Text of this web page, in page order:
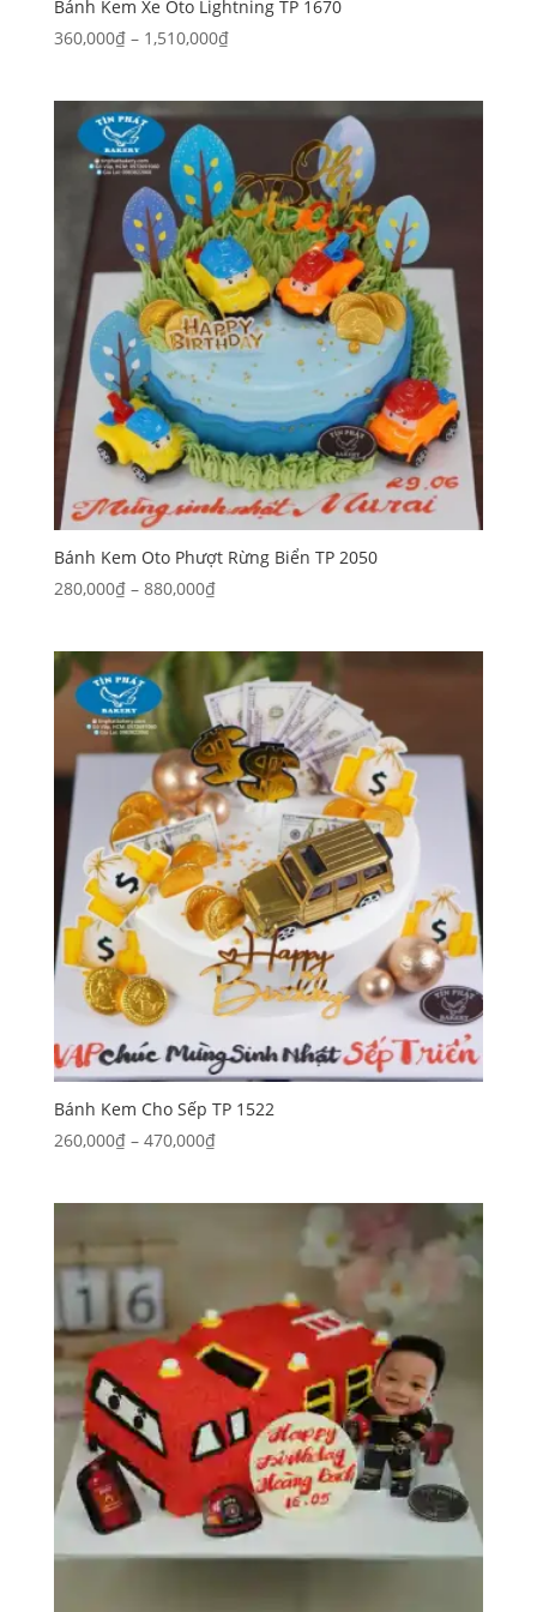
Bánh Kem Xe Oto Lightning TP 1670
360,000₫ – 1,510,000₫Khoảng
360,000₫
đến
1,510,000₫
Bánh Kem Oto Phượt Rừng Biển TP 2050
280,000₫ – 880,000₫Khoảng
280,000₫
đến
880,000₫
Bánh Kem Cho Sếp TP 1522
260,000₫ – 470,000₫Khoảng